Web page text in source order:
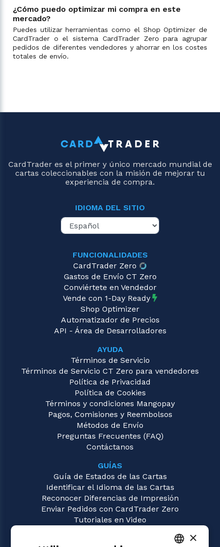
¿Cómo puedo optimizar mi compra en este
mercado?
Puedes utilizar herramientas como el Shop Optimizer de
CardTrader o el sistema CardTrader Zero para agrupar
pedidos de diferentes vendedores y ahorrar en los costes
totales de envío.
CardTrader es el primer y único mercado mundial de
cartas coleccionables con la misión de mejorar tu
experiencia de compra.
IDIOMA DEL SITIO
FUNCIONALIDADES
CardTrader Zero
Gastos de Envío CT Zero
Conviértete en Vendedor
Vende con 1-Day Ready
Shop Optimizer
Automatizador de Precios
API - Área de Desarrolladores
AYUDA
Términos de Servicio
Términos de Servicio CT Zero para vendedores
Política de Privacidad
Política de Cookies
Términos y condiciones Mangopay
Pagos, Comisiones y Reembolsos
Métodos de Envío
Preguntas Frecuentes (FAQ)
Contáctanos
GUÍAS
Guía de Estados de las Cartas
Identificar el Idioma de las Cartas
Reconocer Diferencias de Impresión
Enviar Pedidos con CardTrader Zero
Tutoriales en Video
×